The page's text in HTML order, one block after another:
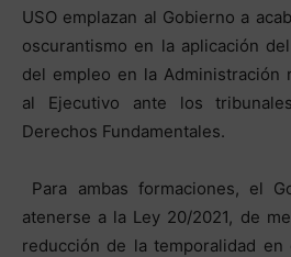
USO emplazan al Gobierno a
oscurantismo en la aplicación
del empleo en la Administración
al Ejecutivo ante los
Derechos Fundamentales.
Para ambas formaciones, el
atenerse a la Ley 20/2021, de
reducción de la temporalidad